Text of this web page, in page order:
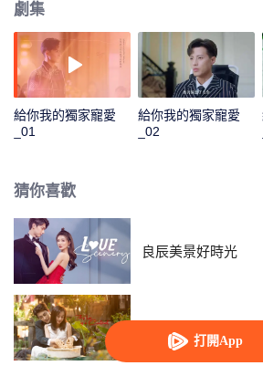
打開App
從一個不諳世事的少女變成敢做敢當的新女性，並
情。
劇集
給你我的獨家寵愛
_01
給你我的獨家寵愛
_02
猜你喜歡
良辰美景好時光